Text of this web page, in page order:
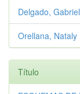
Delgado,
Orellana, Nataly
Título